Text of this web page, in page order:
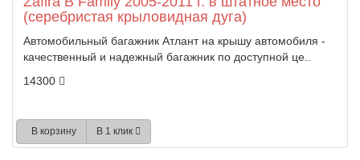
(серебристая крыловидная дуга)
Автомобильный багажник Атлант на крышу автомобиля -
качественный и надежный багажник по доступной це..
14300
В корзину В 1 клик